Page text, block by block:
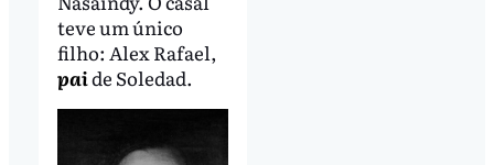
teve um único
filho: Alex Rafael,
paide Soledad.